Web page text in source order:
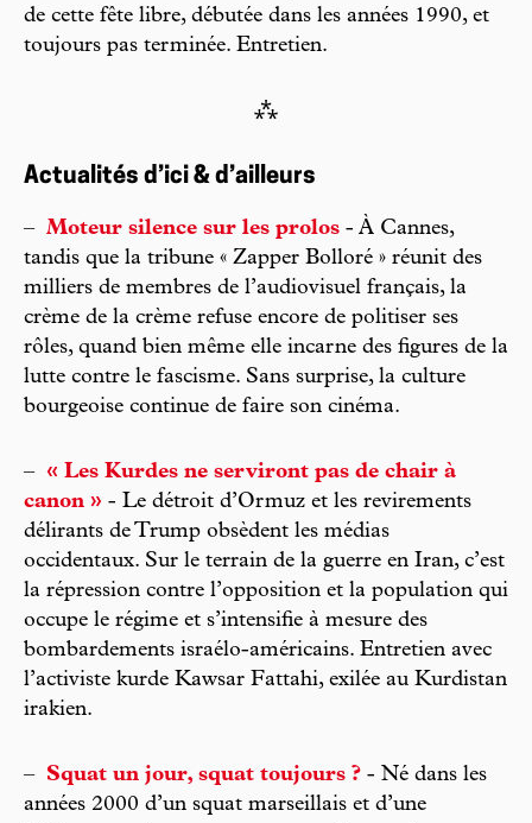
de cette fête libre, débutée dans les années 1990, et
toujours pas terminée. Entretien.
⁂
Actualités d’ici & d’ailleurs
– Moteur silence sur les prolos - À Cannes,
tandis que la tribune « Zapper Bolloré » réunit des
milliers de membres de l’audiovisuel français, la
crème de la crème refuse encore de politiser ses
rôles, quand bien même elle incarne des figures de la
lutte contre le fascisme. Sans surprise, la culture
bourgeoise continue de faire son cinéma.
–
« Les Kurdes ne serviront pas de chair à
canon » - Le détroit d’Ormuz et les revirements
délirants de Trump obsèdent les médias
occidentaux. Sur le terrain de la guerre en Iran, c’est
la répression contre l’opposition et la population qui
occupe le régime et s’intensifie à mesure des
bombardements israélo-américains. Entretien avec
l’activiste kurde Kawsar Fattahi, exilée au Kurdistan
irakien.
– Squat un jour, squat toujours ? - Né dans les
années 2000 d’un squat marseillais et d’une